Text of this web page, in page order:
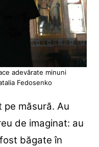
adevărate minuni
Fedosenko
pe măsură. Au
de imaginat: au
băgate în